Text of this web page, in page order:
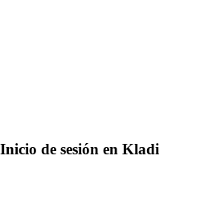
de sesión en Kladi